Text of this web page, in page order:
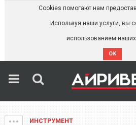
Cookies помогают нам
Используя наши услуги, вы
использованием
OK
ИНСТРУМЕНТ